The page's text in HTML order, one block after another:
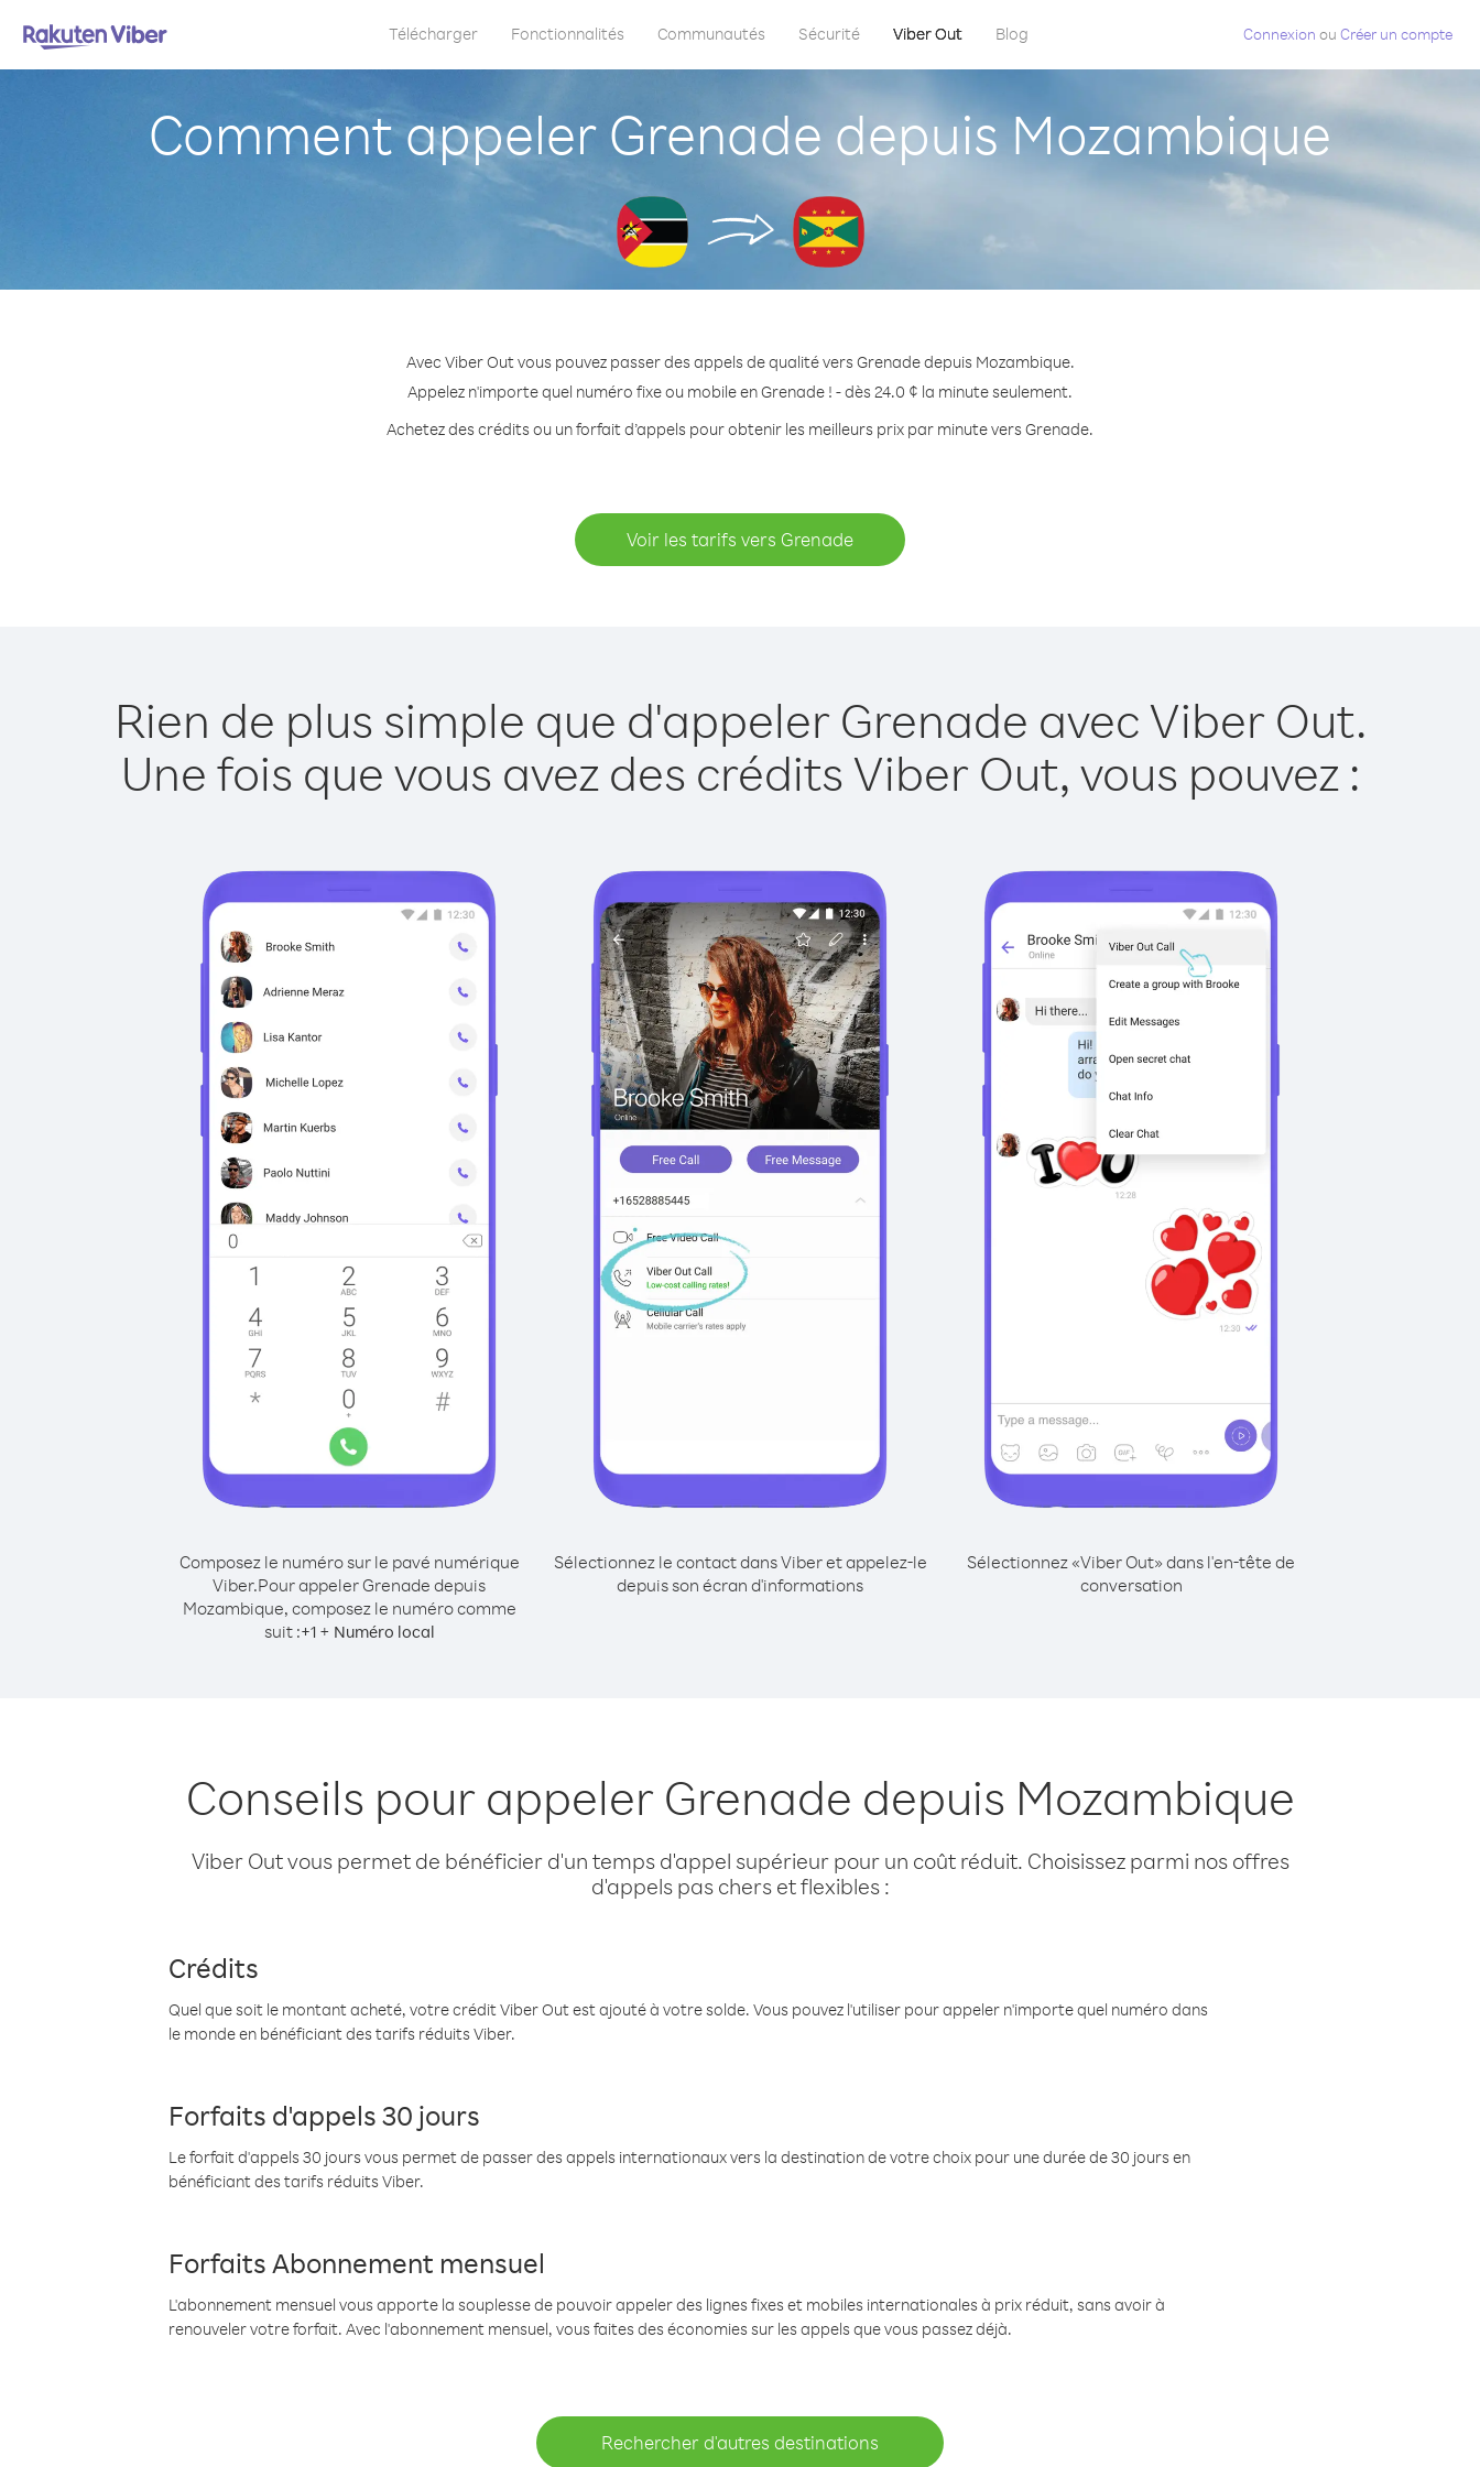
Télécharger Fonctionnalités Communautés Sécurité Viber Out Blog Connexion ou Créer un compte
Comment appeler Grenade depuis Mozambique
Avec Viber Out vous pouvez passer des appels de qualité vers Grenade depuis Mozambique.
Appelez n'importe quel numéro fixe ou mobile en Grenade ! - dès 24.0 ¢ la minute seulement.
Achetez des crédits ou un forfait d’appels pour obtenir les meilleurs prix par minute vers Grenade.
Voir les tarifs vers Grenade
Rien de plus simple que d'appeler Grenade avec Viber Out.
Une fois que vous avez des crédits Viber Out, vous pouvez :
Composez le numéro sur le pavé numérique
Viber.Pour appeler Grenade depuis
Mozambique, composez le numéro comme
suit :+1+ Numéro local
Sélectionnez le contact dans Viber et appelez-le
depuis son écran d'informations
Sélectionnez «Viber Out» dans l'en-tête de
conversation
Conseils pour appeler Grenade depuis Mozambique
Viber Out vous permet de bénéficier d'un temps d'appel supérieur pour un coût réduit. Choisissez parmi nos offres
d'appels pas chers et flexibles :
Crédits
Quel que soit le montant acheté, votre crédit Viber Out est ajouté à votre solde. Vous pouvez l'utiliser pour appeler n'importe quel numéro dans
le monde en bénéficiant des tarifs réduits Viber.
Forfaits d'appels 30 jours
Le forfait d'appels 30 jours vous permet de passer des appels internationaux vers la destination de votre choix pour une durée de 30 jours en
bénéficiant des tarifs réduits Viber.
Forfaits Abonnement mensuel
L'abonnement mensuel vous apporte la souplesse de pouvoir appeler des lignes fixes et mobiles internationales à prix réduit, sans avoir à
renouveler votre forfait. Avec l'abonnement mensuel, vous faites des économies sur les appels que vous passez déjà.
Rechercher d'autres destinations